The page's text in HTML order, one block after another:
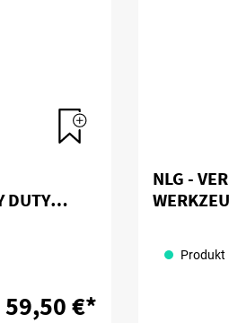
DUTY
59,50 €*
NLG -
Produkt